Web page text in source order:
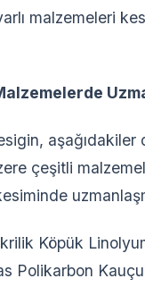
malzemeleri
aşağıdakiler
çeşitli
Köpük
Polikarbon